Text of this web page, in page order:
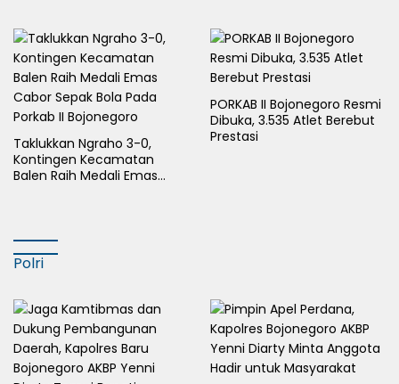
Taklukkan Ngraho 3-0,
Kontingen Kecamatan
Balen Raih Medali Emas
PORKAB II Bojonegoro Resmi
Dibuka, 3.535 Atlet Berebut
Prestasi
Polri